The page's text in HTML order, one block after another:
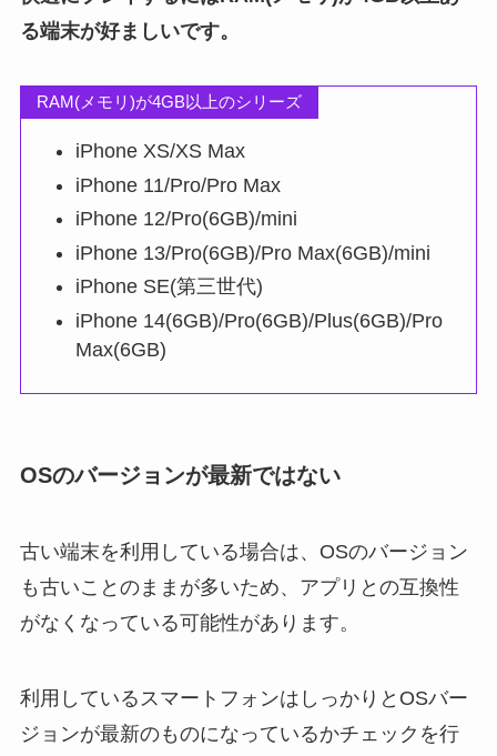
る端末が好ましいです。
RAM(メモリ)が4GB以上のシリーズ
iPhone XS/XS Max
iPhone 11/Pro/Pro Max
iPhone 12/Pro(6GB)/mini
iPhone 13/Pro(6GB)/Pro Max(6GB)/mini
iPhone SE(第三世代)
iPhone 14(6GB)/Pro(6GB)/Plus(6GB)/Pro
Max(6GB)
OSのバージョンが最新ではない
古い端末を利用している場合は、OSのバージョン
も古いことのままが多いため、アプリとの互換性
がなくなっている可能性があります。
利用しているスマートフォンはしっかりとOSバー
ジョンが最新のものになっているかチェックを行